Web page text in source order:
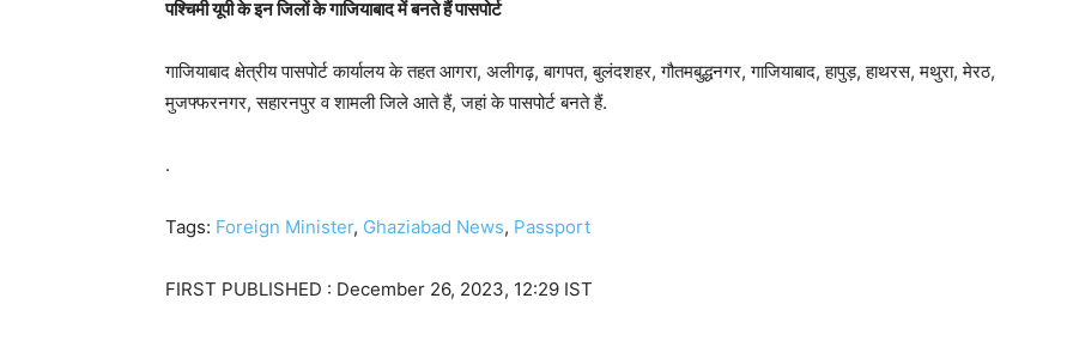
पश्चिमी यूपी के इन जिलों के गाजियाबाद में बनते हैं पासपोर्ट
गाजियाबाद क्षेत्रीय पासपोर्ट कार्यालय के तहत आगरा, अलीगढ़, बागपत, बुलंदशहर, गौतमबुद्धनगर, गाजियाबाद, हापुड़, हाथरस, मथुरा, मेरठ,
मुजफ्फरनगर, सहारनपुर व शामली जिले आते हैं, जहां के पासपोर्ट बनते हैं.
.
Tags: Foreign Minister, Ghaziabad News, Passport
FIRST PUBLISHED : December 26, 2023, 12:29 IST